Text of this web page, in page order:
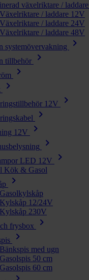
växelriktare / laddare
Växelriktare / laddare 12V
Växelriktare / laddare 24V
Växelriktare / laddare 48V
systemövervakning
chevron_right
tillbehör chevron_right
chevron_right
chevron_right
12V chevron_right
chevron_right
12V chevron_right
chevron_right
LED 12V chevron_right
Kök & Gasol
chevron_right
Gasolkylskåp
Kylskåp 12/24V
Kylskåp 230V
frysbox
chevron_right
chevron_right
Bänkspis med ugn
Gasolspis 50 cm
Gasolspis 60 cm